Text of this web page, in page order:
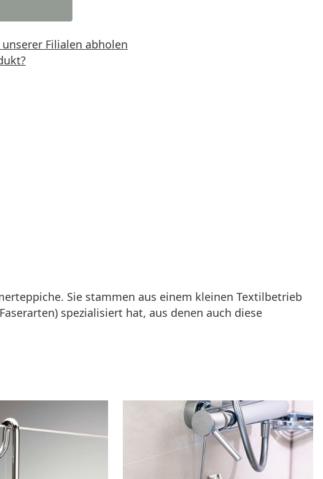
Filialen abholen
Sie stammen aus einem kleinen Textilbetrieb
spezialisiert hat, aus denen auch diese